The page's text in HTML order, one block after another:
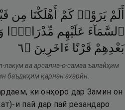
أَلَمْ يَرَوْا۟ كَمْ أَهْلَكْنَا مِن
ٱلسَّمَآءَ عَلَيْهِم مِّدْرَارًۭا
بَعْدِهِمْ قَرْنًا ءَاخَرِينَ ۝٦
ва арсална-с-самаа ъалайҳим
баъдиҳим қарнан ахарӣн.
ки онҳоро дар Замин он
и пай дар пай резандаро